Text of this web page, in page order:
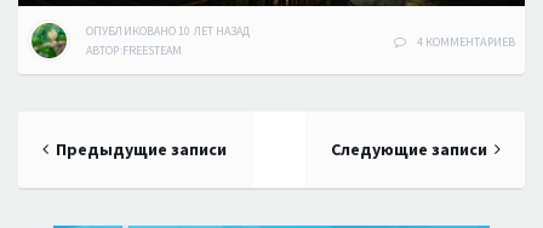
ОПУБЛИКОВАНО 10 ЛЕТНАЗАД
АВТОР:FREESTEAM
4 КОММЕНТАРИЕВ
поПредыдущие записи Следующие записи